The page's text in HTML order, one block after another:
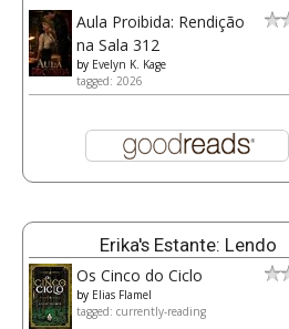
Aula Proibida: Rendição
na Sala 312
by Evelyn K. Kage
tagged: 2026
Erika's Estante: Lendo
Os Cinco do Ciclo
by Elias Flamel
tagged: currently-reading